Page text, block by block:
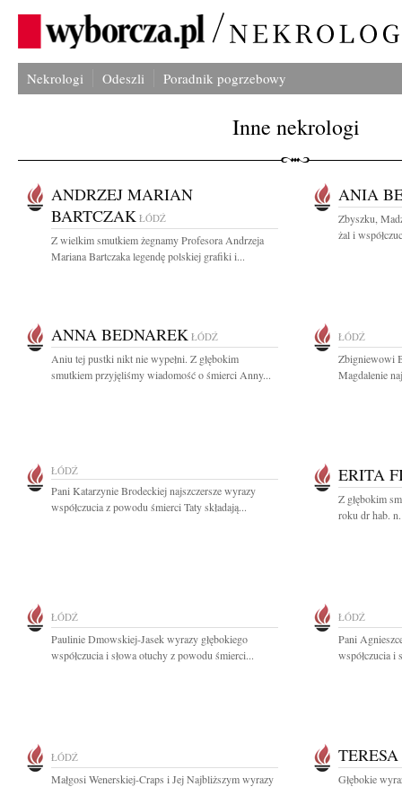
Nekrologi Odeszli Poradnik pogrzebowy
Inne nekrologi
ANDRZEJ MARIAN
BARTCZAK ŁÓDŹ
Z wielkim smutkiem żegnamy Profesora Andrzeja
Mariana Bartczaka legendę polskiej grafiki i...
ANIA
Zbyszku,
żal i
ANNA BEDNAREK ŁÓDŹ
Aniu tej pustki nikt nie wypełni. Z głębokim
smutkiem przyjęliśmy wiadomość o śmierci Anny...
ŁÓDŹ
Zbigniewowi
Magdalenie
ŁÓDŹ
Pani Katarzynie Brodeckiej najszczersze wyrazy
współczucia z powodu śmierci Taty składają...
ERITA
Z głębokim
roku dr hab.
ŁÓDŹ
Paulinie Dmowskiej-Jasek wyrazy głębokiego
współczucia i słowa otuchy z powodu śmierci...
ŁÓDŹ
Pani
współczucia i
ŁÓDŹ
Małgosi Wenerskiej-Craps i Jej Najbliższym wyrazy
Głębokie